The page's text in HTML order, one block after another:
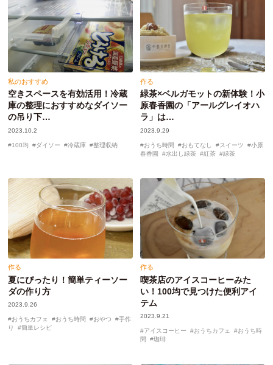
私のおすすめ
空きスペースを有効活用！冷蔵
庫の整理におすすめなダイソー
の吊り下…
2023.10.2
100均 ダイソー 冷蔵庫 整理収納
作る
緑茶×ベルガモットの新体験！小
原春香園の「アールグレイオハ
ラ」は…
2023.9.29
おうち時間 おもてなし スイーツ
小原
春香園
水出し緑茶 紅茶 緑茶
作る
夏にぴったり！簡単ティーソー
ダの作り方
2023.9.26
おうちカフェ おうち時間 おやつ
手作
り
簡単レシピ
作る
喫茶店のアイスコーヒーみた
い！100均で見つけた便利アイ
テム
2023.9.21
アイスコーヒー おうちカフェ
おうち時
間
珈琲